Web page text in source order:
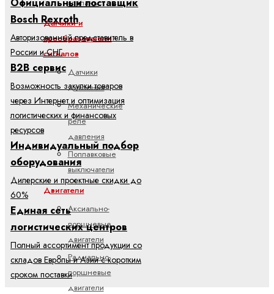
Датчики и
преобразователи
сигналов
Датчики
давления
Механические
реле
давления
Поплавковые
выключатели
Двигатели
Аксиально-
поршневые
двигатели
Радиально-
поршневые
двигатели
Bosch Rexroth
Авторизованный представитель в
России и СНГ
B2B сервис
Возможность закупки товаров
через Интернет и оптимизация
логистических и финансовых
ресурсов
Индивидуальный подбор
оборудования
Дилерские и проектные скидки до
60%
Единая сеть
логистических центров
Полный ассортимент продукции со
складов Европы и Азии с коротким
сроком поставки